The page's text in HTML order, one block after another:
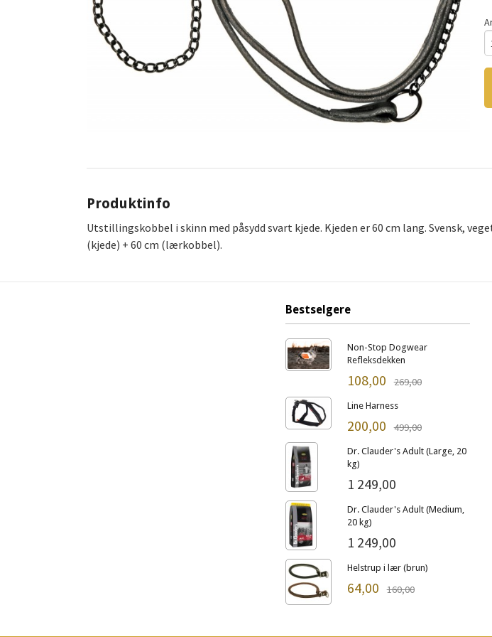
Produktinfo
Utstillingskobbel i skinn med påsydd svart kjede. Kjeden er 60 cm lang. Svensk,
(kjede) + 60 cm (lærkobbel).
Bestselgere
Non-Stop Dogwear
Refleksdekken
108,00 269,00
Line Harness
200,00 499,00
Dr. Clauder's Adult (Large, 20
kg)
1 249,00
Dr. Clauder's Adult (Medium,
20 kg)
1 249,00
Helstrup i lær (brun)
64,00 160,00